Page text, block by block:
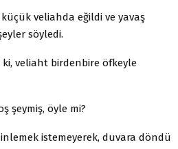
veliahda eğildi ve yavaş
söyledi.
veliaht birdenbire öfkeyle
şeymiş, öyle mi?
istemeyerek, duvara döndü